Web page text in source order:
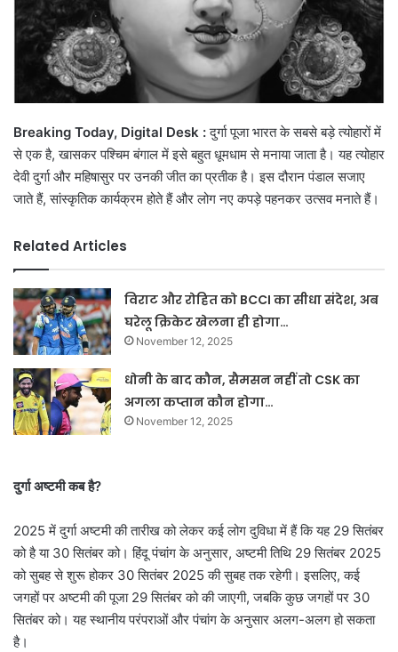
Breaking Today, Digital Desk :दुर्गा पूजा भारत के सबसे बड़े त्योहारों में
से एक है, खासकर पश्चिम बंगाल में इसे बहुत धूमधाम से मनाया जाता है। यह त्योहार
देवी दुर्गा और महिषासुर पर उनकी जीत का प्रतीक है। इस दौरान पंडाल सजाए
जाते हैं, सांस्कृतिक कार्यक्रम होते हैं और लोग नए कपड़े पहनकर उत्सव मनाते हैं।
Related Articles
विराट और रोहित को BCCI का सीधा संदेश, अब
घरेलू क्रिकेट खेलना ही होगा…
November 12, 2025
धोनी के बाद कौन, सैमसन नहीं तो CSK का
अगला कप्तान कौन होगा…
November 12, 2025
दुर्गा अष्टमी कब है?
2025 में दुर्गा अष्टमी की तारीख को लेकर कई लोग दुविधा में हैं कि यह 29 सितंबर
को है या 30 सितंबर को। हिंदू पंचांग के अनुसार, अष्टमी तिथि 29 सितंबर 2025
को सुबह से शुरू होकर 30 सितंबर 2025 की सुबह तक रहेगी। इसलिए, कई
जगहों पर अष्टमी की पूजा 29 सितंबर को की जाएगी, जबकि कुछ जगहों पर 30
सितंबर को। यह स्थानीय परंपराओं और पंचांग के अनुसार अलग-अलग हो सकता
है।